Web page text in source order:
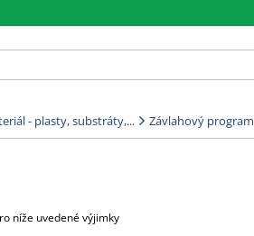
- plasty, substráty,... Závlahový program
níže uvedené výjimky